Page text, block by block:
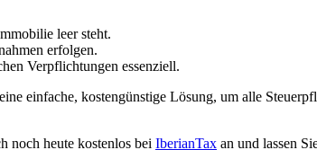
leer steht.
erfolgen.
Verpflichtungen essenziell.
einfache, kostengünstige Lösung, um alle
noch heute kostenlos bei IberianTax an und lassen